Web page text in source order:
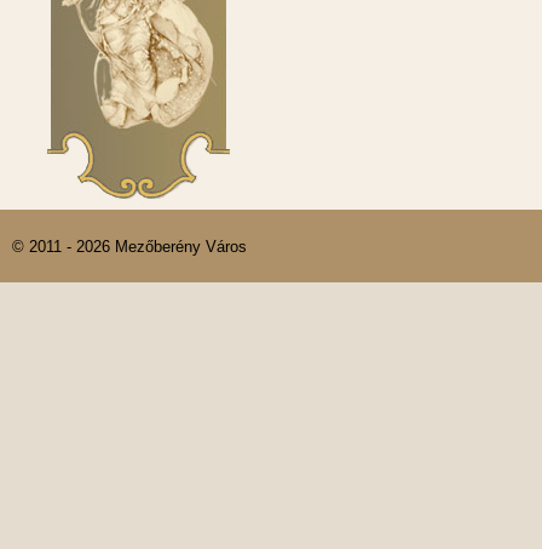
© 2011 - 2026 Mezőberény Város